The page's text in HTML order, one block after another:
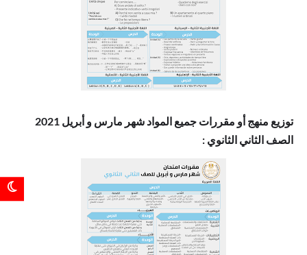
توزيع منهج أو مقررات جميع المواد شهر مارس و أبريل 2021
الصف الثاني الثانوي :